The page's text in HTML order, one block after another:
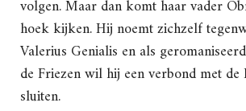
volgen. Maar dan komt haar vader
hoek kijken. Hij noemt zichzelf
Valerius Genialis en als
de Friezen wil hij een verbond met de
sluiten.